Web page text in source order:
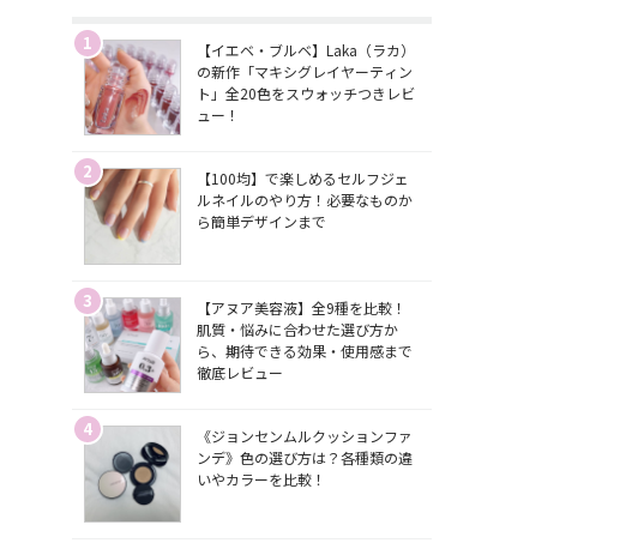
1
【イエベ・ブルベ】Laka（ラカ）
の新作「マキシグレイヤーティン
ト」全20色をスウォッチつきレビ
ュー！
2
【100均】で楽しめるセルフジェ
ルネイルのやり方！必要なものか
ら簡単デザインまで
3
【アヌア美容液】全9種を比較！
肌質・悩みに合わせた選び方か
ら、期待できる効果・使用感まで
徹底レビュー
4
《ジョンセンムルクッションファ
ンデ》色の選び方は？各種類の違
いやカラーを比較！